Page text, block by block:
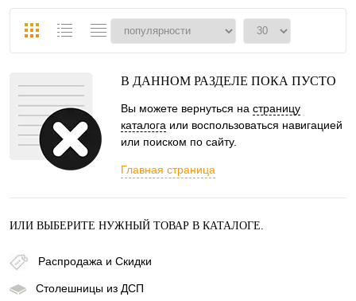
В ДАННОМ РАЗДЕЛЕ ПОКА ПУСТО
Вы можете вернуться на страницу
каталога или воспользоваться навигацией
или поиском по сайту.
Главная страница
ИЛИ ВЫБЕРИТЕ НУЖНЫЙ ТОВАР В КАТАЛОГЕ.
Распродажа и Скидки
Столешницы из ДСП